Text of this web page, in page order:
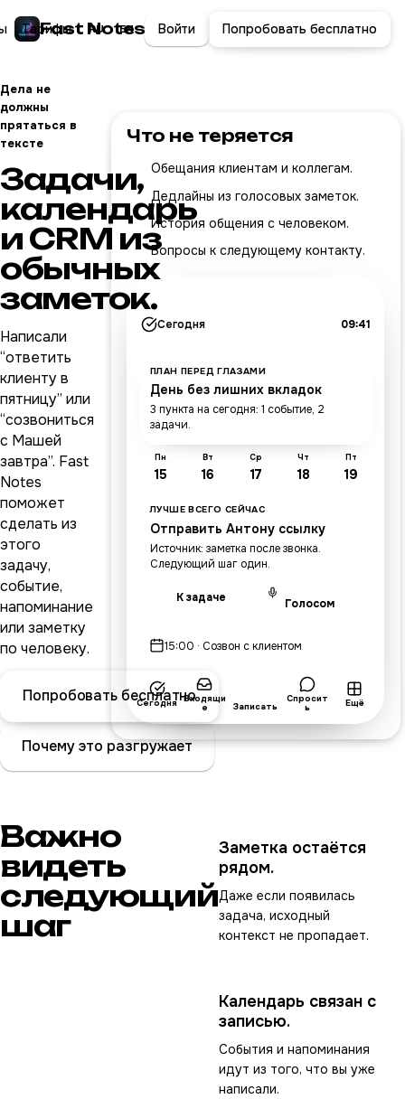
Fast Notes
Тарифы RU EN Войти Попробовать бесплатно
Дела не
должны
прятаться в
тексте
Задачи,
календарь
и CRM из
обычных
заметок.
Написали
“ответить
клиенту в
пятницу” или
“созвониться
с Машей
завтра”. Fast
Notes
поможет
сделать из
этого
задачу,
событие,
напоминание
или заметку
по человеку.
Попробовать бесплатно
Почему это разгружает
Что не теряется
Обещания клиентам и коллегам.
Дедлайны из голосовых заметок.
История общения с человеком.
Вопросы к следующему контакту.
Сегодня 09:41
ПЛАН ПЕРЕД ГЛАЗАМИ
День без лишних вкладок
3 пункта на сегодня: 1 событие, 2
задачи.
Пн
15
Вт
16
Ср
17
Чт
18
Пт
19
ЛУЧШЕ ВСЕГО СЕЙЧАС
Отправить Антону ссылку
Источник: заметка после звонка.
Следующий шаг один.
К задаче Голосом
15:00 · Созвон с клиентом
Сегодня Входящи
е
Записать
Спросит
ь
Ещё
Важно
видеть
следующий
шаг
Заметка остаётся
рядом.
Даже если появилась
задача, исходный
контекст не пропадает.
Календарь связан с
записью.
События и напоминания
идут из того, что вы уже
написали.